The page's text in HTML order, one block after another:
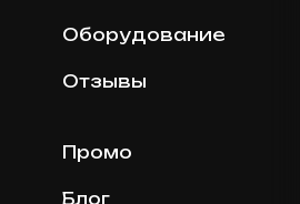
Оборудование
Отзывы
Промо
Блог